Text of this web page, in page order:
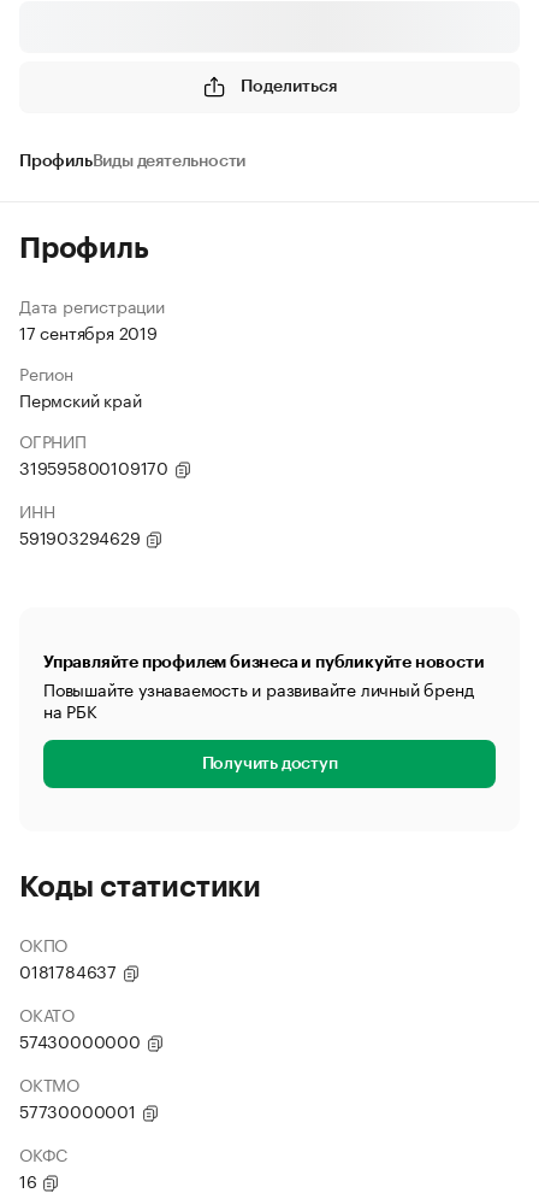
Поделиться
ПрофильВиды деятельности
Профиль
Дата регистрации
17 сентября 2019
Регион
Пермский край
ОГРНИП
319595800109170
ИНН
591903294629
Управляйте профилем бизнеса и публикуйте новости
Повышайте узнаваемость и развивайте личный бренд
на РБК
Получить доступ
Коды статистики
ОКПО
0181784637
ОКАТО
57430000000
ОКТМО
57730000001
ОКФС
16